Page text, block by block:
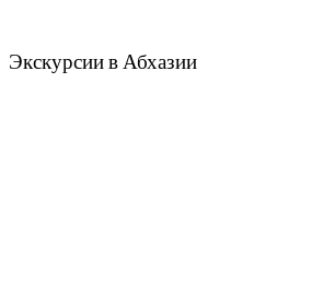
Экскурсии в Абхазии